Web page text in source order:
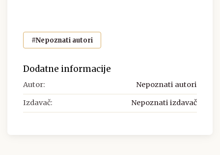
#Nepoznati autori
Dodatne informacije
Autor: Nepoznati autori
Izdavač: Nepoznati izdavač